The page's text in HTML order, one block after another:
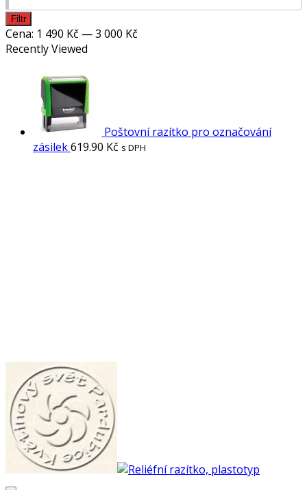
Minimální
cena
Maximální
cena
Filtr
Cena: 1 490 Kč —3 000 Kč
Recently Viewed
Poštovní razítko pro označování
zásilek619.90 Kč s DPH